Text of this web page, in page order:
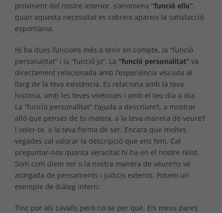
provinent del nostre interior, s’anomena “funció ello”,
quan aquesta necessitat es cobreix apareix la satisfacció
espontània.
Hi ha dues funcions més a tenir en compte, la “funció
personalitat” i la “funció jo”. La “funció personalitat” va
directament relacionada amb l’experiència viscuda al
llarg de la teva existència. Es relaciona amb la teva
història, amb les teves vivències i amb el teu dia a dia.
La “funció personalitat” t’ajuda a descriure’t, a mostrar
allò que penses de tu mateix, a la teva manera de veure’t
i voler-te, a la teva forma de ser. Encara que moltes
vegades cal valorar la descripció que ens fem. Cal
preguntar-nos quanta veracitat hi ha en el nostre relat.
Som com diem ser o la nostra manera de veure’ns ve
atorgada de pensaments i judicis externs. Posem un
exemple de diàleg intern:
Tinc por als cavalls però no se per què. Els meus pares